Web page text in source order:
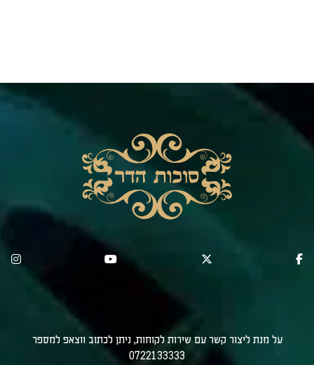
על מנת ליצור קשר עם שירות לקוחות, ניתן לכתוב ווצאפ למספר
0722133333